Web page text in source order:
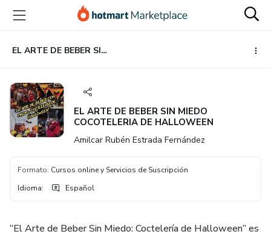
principal
página
de
página
EL ARTE DE BEBER SIN MIEDO COCOTELERIA DE HALLOWEEN
EL ARTE DE BEBER SIN MIEDO
COCOTELERIA DE HALLOWEEN
Amilcar Rubén Estrada Fernández
Formato: Cursos online y Servicios de Suscripción
Idioma: Español
“El Arte de Beber Sin Miedo: Coctelería de Halloween” es